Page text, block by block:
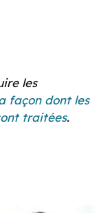
les
façon dont les
traitées.